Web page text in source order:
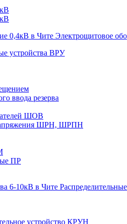
Электрощитовое
устройства ВРУ
ввода резерва
ШОВ
ШРН, ШРПН
ПР
устройство КРУН